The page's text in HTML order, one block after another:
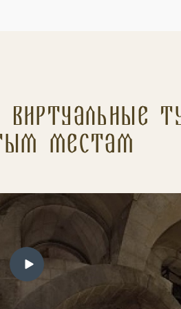
Виртуальные
местам